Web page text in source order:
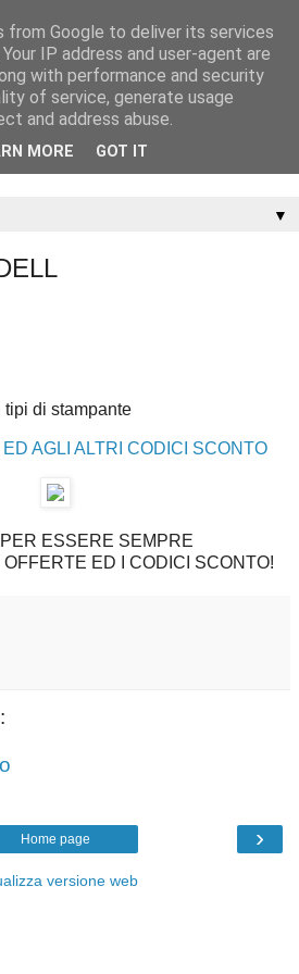
▼
tipi di stampante
AGLI ALTRI CODICI SCONTO
ESSERE SEMPRE
ED I CODICI SCONTO!
›
Home page
versione web
from Google to deliver its services
IP address and user-agent are
with performance and security
of service, generate usage
and address abuse.
MORE GOT IT